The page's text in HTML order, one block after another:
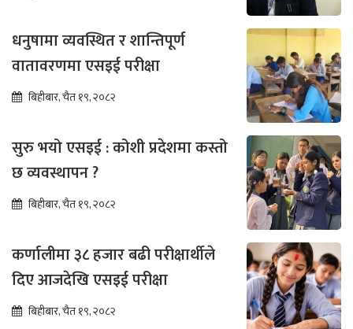
धनुषामा व्यवस्थित र शान्तिपूर्ण
वातावरणमा एसइई परीक्षा
बिहीबार, चैत १९, २०८२
सुरु भयो एसइई : कोशी प्रदेशमा कस्तो
छ व्यवस्थापन ?
बिहीबार, चैत १९, २०८२
कर्णालीमा ३८ हजार बढी परीक्षार्थीले
दिए आजदेखि एसइई परीक्षा
बिहीबार, चैत १९, २०८२